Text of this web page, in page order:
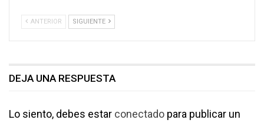
ANTERIOR SIGUIENTE
DEJA UNA RESPUESTA
Lo siento, debes estar conectado para publicar un